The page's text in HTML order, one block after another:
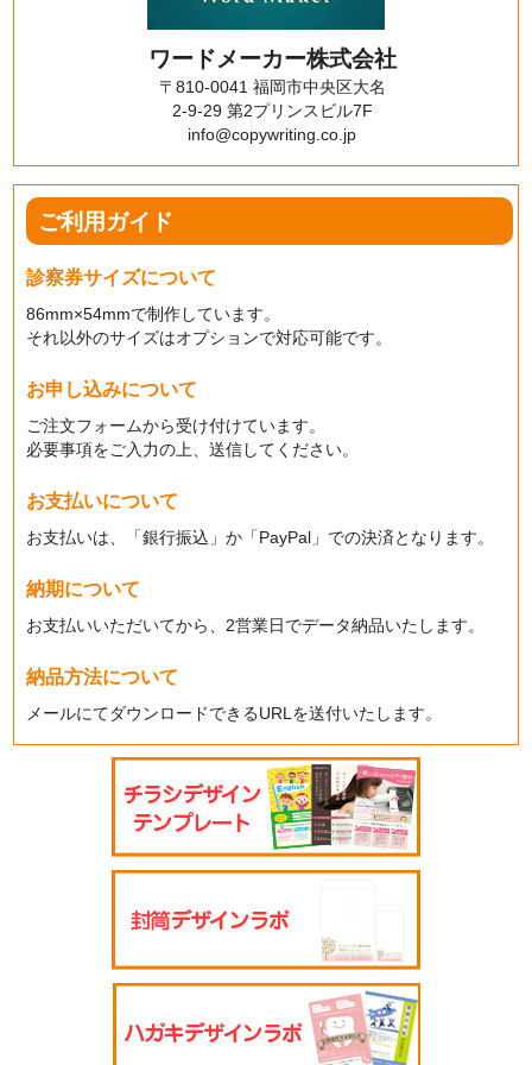
ワードメーカー株式会社
〒810-0041 福岡市中央区大名
2-9-29 第2プリンスビル7F
info@copywriting.co.jp
ご利用ガイド
診察券サイズについて
86mm×54mmで制作しています。
それ以外のサイズはオプションで対応可能です。
お申し込みについて
ご注文フォームから受け付けています。
必要事項をご入力の上、送信してください。
お支払いについて
お支払いは、「銀行振込」か「PayPal」での決済となります。
納期について
お支払いいただいてから、2営業日でデータ納品いたします。
納品方法について
メールにてダウンロードできるURLを送付いたします。